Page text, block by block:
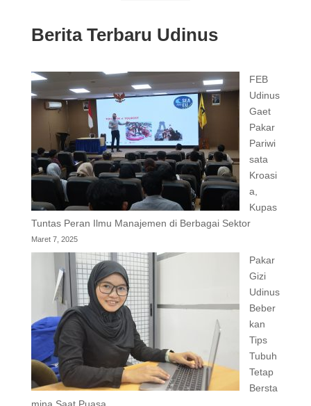
Berita Terbaru Udinus
FEB
Udinus
Gaet
Pakar
Pariwi
sata
Kroasi
a,
Kupas
Tuntas Peran Ilmu Manajemen di Berbagai Sektor
Maret 7, 2025
Pakar
Gizi
Udinus
Beber
kan
Tips
Tubuh
Tetap
Bersta